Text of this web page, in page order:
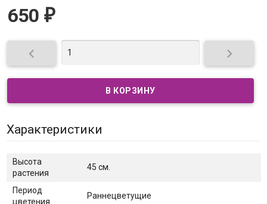
650 ₽
 
Характеристики
Высота
растения
45 см.
Период
цветения
Раннецветущие